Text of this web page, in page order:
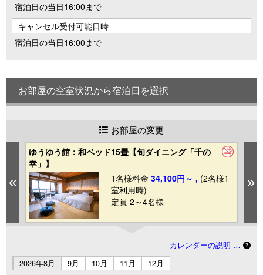
宿泊日の当日16:00まで
キャンセル受付可能日時
宿泊日の当日16:00まで
お部屋の空室状況から宿泊日を選択
お部屋の変更
Previous
ゆうゆう館：和ベッド15畳【旬ダイニング「千の
幸」】
1名様料金 34,100円～ , (2名様1
室利用時)
定員 2～4名様
カレンダーの説明 …
2026年8月
9月 10月 11月 12月